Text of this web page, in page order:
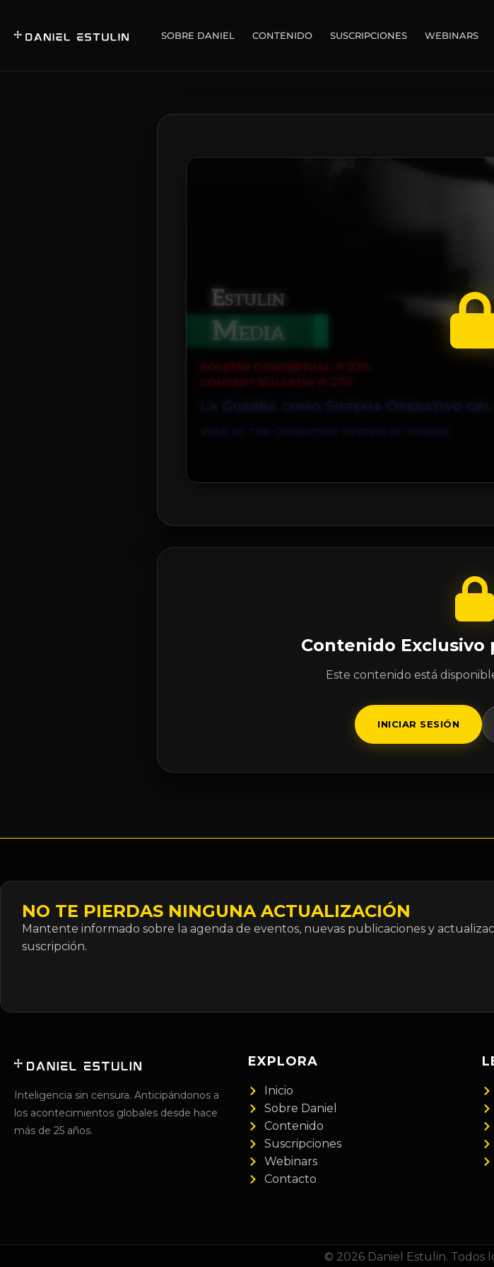
SOBRE DANIEL CONTENIDO SUSCRIPCIONES WEBINARS
Contenido Exclusivo
Este contenido está
INICIAR SESIÓN
NO TE PIERDAS NINGUNA ACTUALIZACIÓN
Mantente informado sobre la agenda de eventos, nuevas publicaciones y
suscripción.
Inteligencia sin censura. Anticipándonos a
los acontecimientos globales desde hace
más de 25 años.
EXPLORA
Inicio
Sobre Daniel
Contenido
Suscripciones
Webinars
Contacto
© 2026 Daniel Estulin. Todos